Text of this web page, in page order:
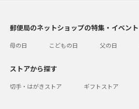
郵便局のネットショップの特集・イベント
母の日 こどもの日 父の日
ストアから探す
切手・はがきストア ギフトストア